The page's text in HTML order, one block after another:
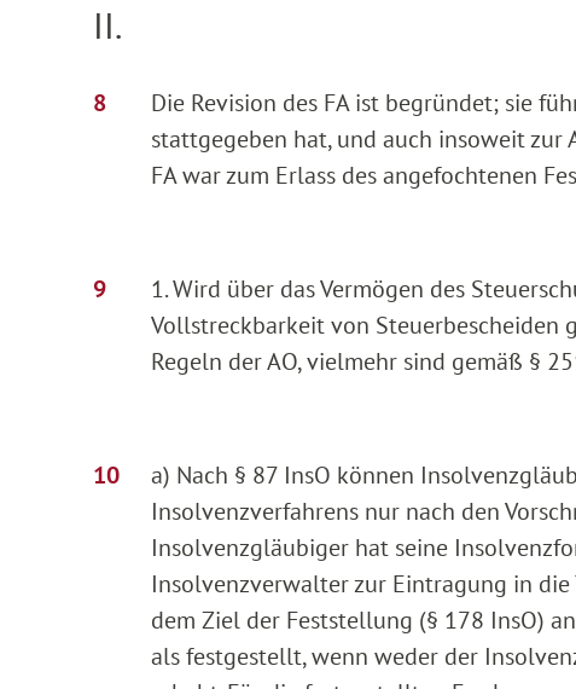
II.
Die Revision des FA ist begründet; sie
stattgegeben hat, und auch insoweit zur
FA war zum Erlass des angefochtenen
1. Wird über das Vermögen des
Vollstreckbarkeit von Steuerbescheiden
Regeln der AO, vielmehr sind gemäß §
a) Nach § 87 InsO können
Insolvenzverfahrens nur nach den
Insolvenzgläubiger hat seine
Insolvenzverwalter zur Eintragung in
dem Ziel der Feststellung (§ 178 InsO)
als festgestellt, wenn weder der